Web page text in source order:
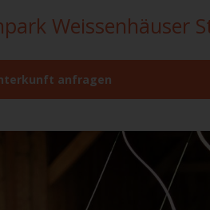
Weissenhäuser
anfragen